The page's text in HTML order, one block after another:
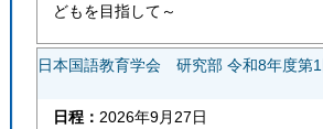
どもを目指して～
日本国語教育学会 研究部 令和8年度第
日程：2026年9月27日